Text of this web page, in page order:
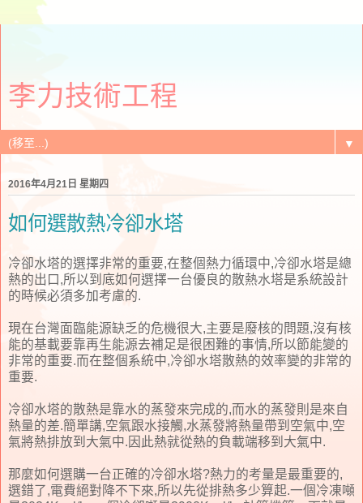
李力技術工程
▼
2016年4月21日 星期四
如何選散熱冷卻水塔
冷卻水塔的選擇非常的重要,在整個熱力循環中,冷卻水塔是總
熱的出口,所以到底如何選擇一台優良的散熱水塔是系統設計
的時候必須多加考慮的.
現在台灣面臨能源缺乏的危機很大,主要是廢核的問題,沒有核
能的基載要靠再生能源去補足是很困難的事情,所以節能變的
非常的重要.而在整個系統中,冷卻水塔散熱的效率變的非常的
重要.
冷卻水塔的散熱是靠水的蒸發來完成的,而水的蒸發則是來自
熱量的差.簡單講,空氣跟水接觸,水蒸發將熱量帶到空氣中,空
氣將熱排放到大氣中.因此熱就從熱的負載端移到大氣中.
那麼如何選購一台正確的冷卻水塔?熱力的考量是最重要的,
選錯了,電費絕對降不下來,所以先從排熱多少算起.一個冷凍噸